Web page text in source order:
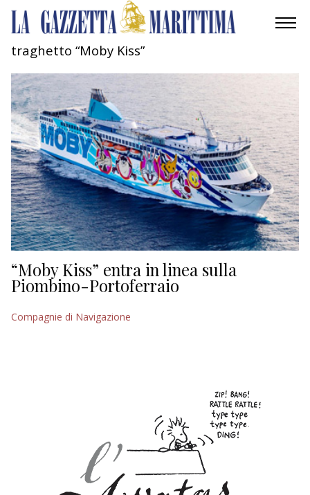
AMBIENTE
MOBILITÀ
INDUSTRIA
RICERCA
ECONOMIA
TURISMO
CULTURA
traghetto “Moby Kiss”
“Moby Kiss” entra in linea sulla
Piombino-Portoferraio
Compagnie di Navigazione